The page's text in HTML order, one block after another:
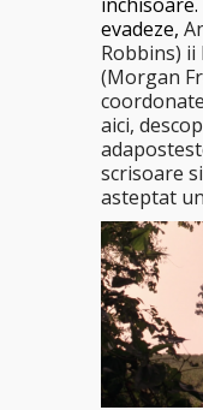
evadeze,
Robbins) ii
(Morgan
aici,
scrisoare
asteptat